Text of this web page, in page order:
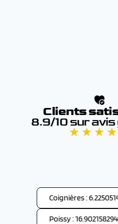
Clients
8.9/10 sur
★ ★ ★
Coignières :
Poissy :